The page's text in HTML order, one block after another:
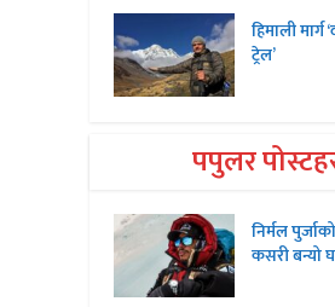
हिमाली मार्ग
ट्रेल’
पपुलर
निर्मल
कसरी बन्यो